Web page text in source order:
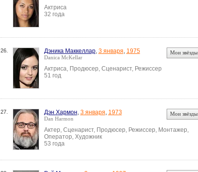
Актриса
32 года
26. Дэника Маккеллар, 3 января, 1975
Danica McKellar
Актриса, Продюсер, Сценарист, Режиссер
51 год
Мои звёзды
27. Дэн Хармон, 3 января, 1973
Dan Harmon
Актер, Сценарист, Продюсер, Режиссер, Монтажер,
Оператор, Художник
53 года
Мои звёзды